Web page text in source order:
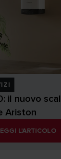
il nuovo
Ariston
L'ARTICOLO